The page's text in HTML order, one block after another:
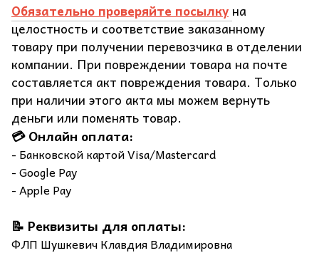
Обязательно проверяйте посылку на
целостность и соответствие заказанному
товару при получении перевозчика в отделении
компании. При повреждении товара на почте
составляется акт повреждения товара. Только
при наличии этого акта мы можем вернуть
деньги или поменять товар.
💳 Онлайн оплата:
- Банковской картой Visa/Mastercard
- Google Pay
- Apple Pay
📝 Реквизиты для оплаты:
ФЛП Шушкевич Клавдия Владимировна